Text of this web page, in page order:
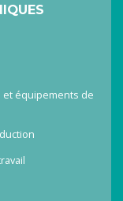
équipements de